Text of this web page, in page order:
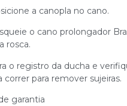
a canopla no cano.
o cano prolongador
rosca.
o registro da ducha e
correr para remover sujeiras.
garantia